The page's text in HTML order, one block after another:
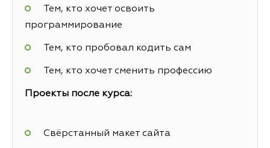
Тем, кто хочет освоить
программирование
Тем, кто пробовал кодить сам
Тем, кто хочет сменить профессию
Проекты после курса:
Свёрстанный макет сайта